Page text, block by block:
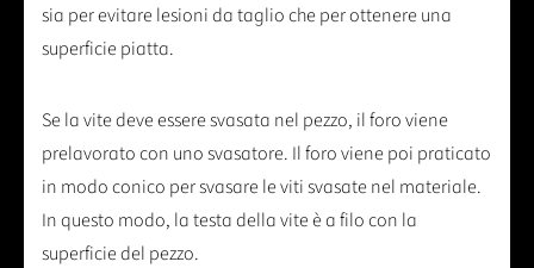
sia per evitare lesioni da taglio che per ottenere una
superficie piatta.
Se la vite deve essere svasata nel pezzo, il foro viene
prelavorato con uno svasatore. Il foro viene poi praticato
in modo conico per svasare le viti svasate nel materiale.
In questo modo, la testa della vite è a filo con la
superficie del pezzo.